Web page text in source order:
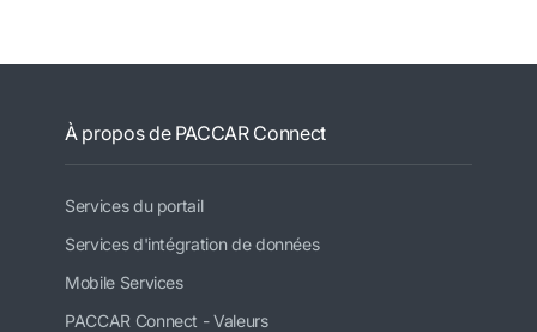
À propos de PACCAR Connect
Services du portail
Services d'intégration de données
Mobile Services
PACCAR Connect - Valeurs